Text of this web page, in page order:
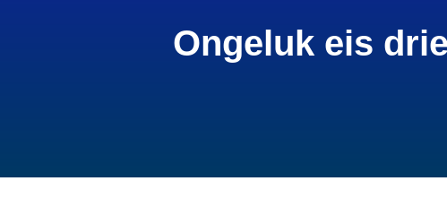
Ongeluk eis